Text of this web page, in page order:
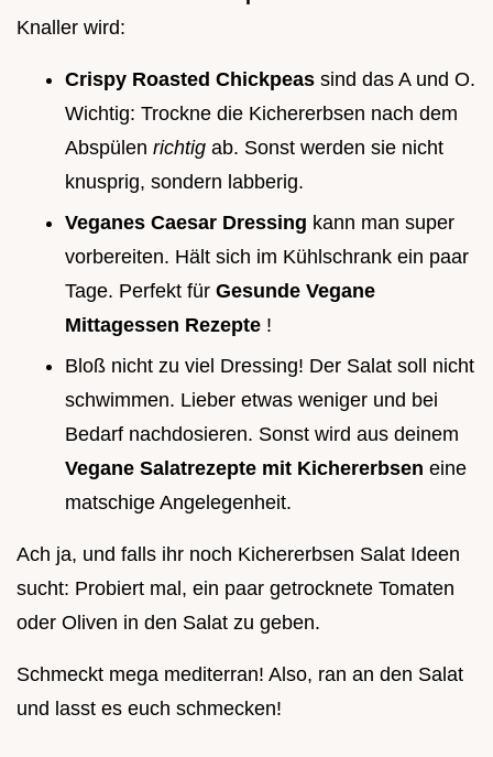
Knaller wird:
Crispy Roasted Chickpeas sind das A und O.
Wichtig: Trockne die Kichererbsen nach dem
Abspülen richtig ab. Sonst werden sie nicht
knusprig, sondern labberig.
Veganes Caesar Dressing kann man super
vorbereiten. Hält sich im Kühlschrank ein paar
Tage. Perfekt für Gesunde Vegane
Mittagessen Rezepte !
Bloß nicht zu viel Dressing! Der Salat soll nicht
schwimmen. Lieber etwas weniger und bei
Bedarf nachdosieren. Sonst wird aus deinem
Vegane Salatrezepte mit Kichererbsen eine
matschige Angelegenheit.
Ach ja, und falls ihr noch Kichererbsen Salat Ideen
sucht: Probiert mal, ein paar getrocknete Tomaten
oder Oliven in den Salat zu geben.
Schmeckt mega mediterran! Also, ran an den Salat
und lasst es euch schmecken!